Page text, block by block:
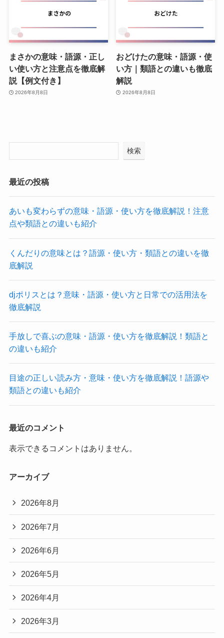
まさかの意味・語源・正し
い使い方と注意点を徹底解
説【例文付き】
2026年8月8日
おどけたの意味・語源・使
い方｜類語との違いも徹底
解説
2026年8月8日
検索
最近の投稿
あいも変わらずの意味・語源・使い方を徹底解説！注意
点や類語との違いも紹介
くんだりの意味とは？語源・使い方・類語との違いを徹
底解説
djポリスとは？意味・語源・使い方と日常での活用法を
徹底解説
手放しで喜ぶの意味・語源・使い方を徹底解説！類語と
の違いも紹介
目途の正しい読み方・意味・使い方を徹底解説！語源や
類語との違いも紹介
最近のコメント
表示できるコメントはありません。
アーカイブ
2026年8月
2026年7月
2026年6月
2026年5月
2026年4月
2026年3月